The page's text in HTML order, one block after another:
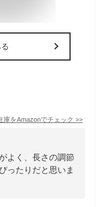
庫をAmazonでチェック >>
よく、長さの調節
ったりだと思いま